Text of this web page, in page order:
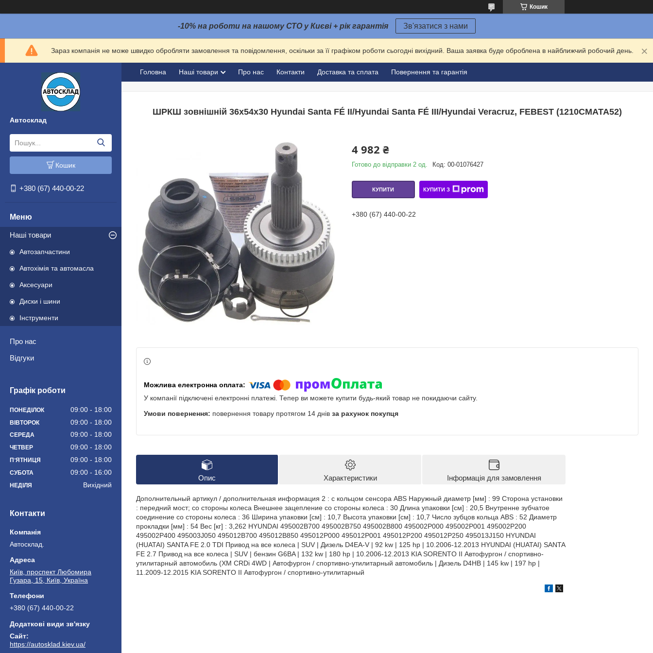
Кошик
-10% на роботи на нашому СТО у Києві + рік гарантія Зв'язатися з нами
Зараз компанія не може швидко обробляти замовлення та повідомлення, оскільки за її графіком роботи сьогодні вихідний. Ваша заявка буде оброблена в найближчий робочий день.
Автосклад
Кошик
+380 (67) 440-00-22
Наші товари
Автозапчастини
Автохімія та автомасла
Аксесуари
Диски і шини
Інструменти
Про нас
Відгуки
Графік роботи
ПОНЕДІЛОК 09:00 18:00
ВІВТОРОК 09:00 18:00
СЕРЕДА 09:00 18:00
ЧЕТВЕР 09:00 18:00
ПʼЯТНИЦЯ 09:00 18:00
СУБОТА 09:00 16:00
НЕДІЛЯ Вихідний
Контакти
Автосклад.
Київ, проспект Любомира
Гузара, 15, Київ, Україна
+380 (67) 440-00-22
https://autosklad.kiev.ua/
Головна Наші товари Про нас Контакти Доставка та сплата Повернення та гарантія
ШРКШ зовнішній 36x54x30 Hyundai Santa FÉ II/Hyundai Santa FÉ III/Hyundai Veracruz, FEBEST (1210CMATA52)
4 982 ₴
Готово до відправки 2 од. Код: 00-01076427
КУПИТИ КУПИТИ З
+380 (67) 440-00-22
У компанії підключені електронні платежі. Тепер ви можете купити будь-який товар не покидаючи сайту.
повернення товару протягом 14 днів за рахунок покупця
Опис Характеристики Інформація для замовлення
Дополнительный артикул / дополнительная информация 2 : с кольцом сенсора ABS Наружный диаметр [мм] : 99 Сторона установки
: передний мост; со стороны колеса Внешнее зацепление со стороны колеса : 30 Длина упаковки [см] : 20,5 Внутренне зубчатое
соединение со стороны колеса : 36 Ширина упаковки [см] : 10,7 Высота упаковки [см] : 10,7 Число зубцов кольца ABS : 52 Диаметр
прокладки [мм] : 54 Вес [кг] : 3,262 HYUNDAI 495002B700 495002B750 495002B800 495002P000 495002P001 495002P200
495002P400 495003J050 495012B700 495012B850 495012P000 495012P001 495012P200 495012P250 495013J150 HYUNDAI
(HUATAI) SANTA FE 2.0 TDI Привод на все колеса | SUV | Дизель D4EA-V | 92 kw | 125 hp | 10.2006-12.2013 HYUNDAI (HUATAI) SANTA
FE 2.7 Привод на все колеса | SUV | бензин G6BA | 132 kw | 180 hp | 10.2006-12.2013 KIA SORENTO II Автофургон / спортивно-
утилитарный автомобиль (XM CRDi 4WD | Автофургон / спортивно-утилитарный автомобиль | Дизель D4HB | 145 kw | 197 hp |
11.2009-12.2015 KIA SORENTO II Автофургон / спортивно-утилитарный